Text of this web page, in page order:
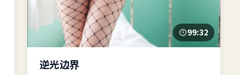
99:32
逆光边界